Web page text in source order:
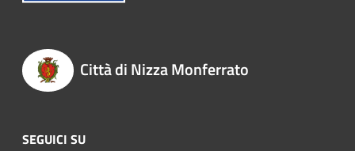
Città di Nizza Monferrato
SEGUICI SU